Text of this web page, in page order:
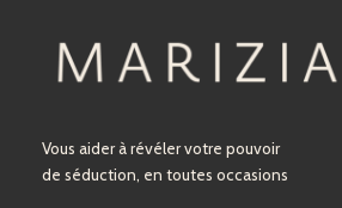
Vous aider à révéler votre pouvoir
de séduction, en toutes occasions